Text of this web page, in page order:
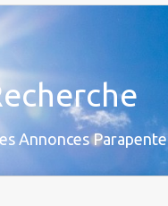
Annonces Parapente